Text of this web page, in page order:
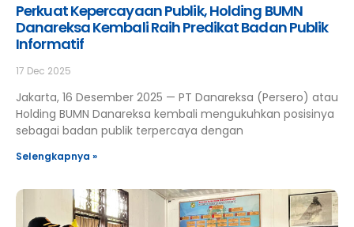
Perkuat Kepercayaan Publik, Holding BUMN
Danareksa Kembali Raih Predikat Badan Publik
Informatif
17 Dec 2025
Jakarta, 16 Desember 2025 — PT Danareksa (Persero) atau
Holding BUMN Danareksa kembali mengukuhkan posisinya
sebagai badan publik terpercaya dengan
Selengkapnya »